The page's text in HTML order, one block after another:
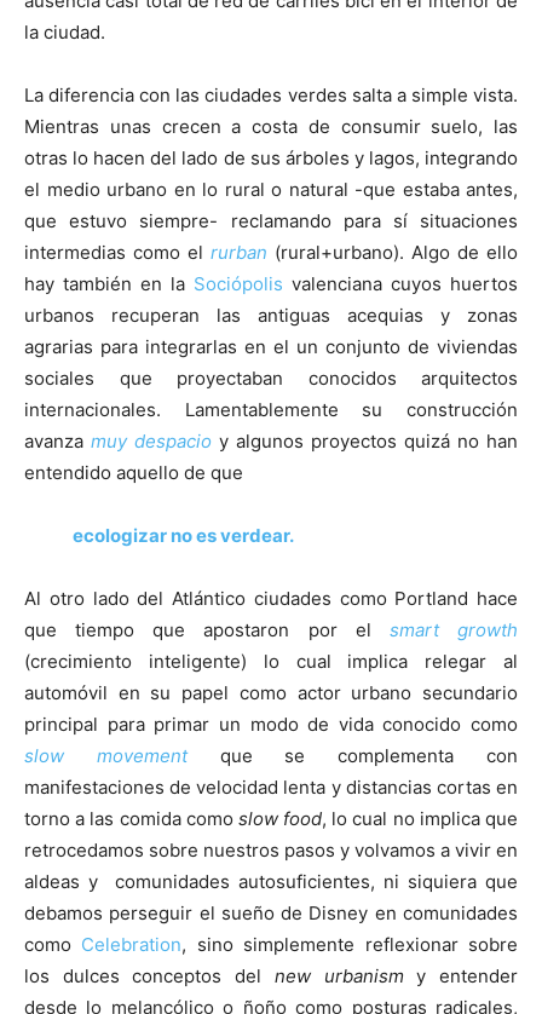
la ciudad.
La diferencia con las ciudades verdes salta a simple vista.
Mientras unas crecen a costa de consumir suelo, las
otras lo hacen del lado de sus árboles y lagos, integrando
el medio urbano en lo rural o natural -que estaba antes,
que estuvo siempre- reclamando para sí situaciones
intermedias como el rurban (rural+urbano). Algo de ello
hay también en la Sociópolis valenciana cuyos huertos
urbanos recuperan las antiguas acequias y zonas
agrarias para integrarlas en el un conjunto de viviendas
sociales que proyectaban conocidos arquitectos
internacionales. Lamentablemente su construcción
avanza muy despacio y algunos proyectos quizá no han
entendido aquello de que
ecologizar no es verdear.
Al otro lado del Atlántico ciudades como Portland hace
que tiempo que apostaron por el smart growth
(crecimiento inteligente) lo cual implica relegar al
automóvil en su papel como actor urbano secundario
principal para primar un modo de vida conocido como
slow movementque se complementa con
manifestaciones de velocidad lenta y distancias cortas en
torno a las comida como slow food, lo cual no implica que
retrocedamos sobre nuestros pasos y volvamos a vivir en
aldeas y comunidades autosuficientes, ni siquiera que
debamos perseguir el sueño de Disney en comunidades
como Celebration, sino simplemente reflexionar sobre
los dulces conceptos del new urbanismy entender
desde lo melancólico o ñoño como posturas radicales,